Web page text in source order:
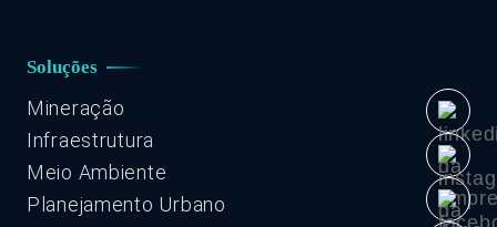
Soluções
Mineração
Infraestrutura
Meio Ambiente
Planejamento Urbano